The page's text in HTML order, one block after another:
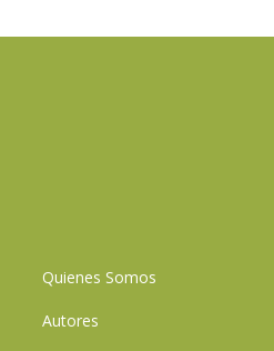
Quienes Somos
Autores